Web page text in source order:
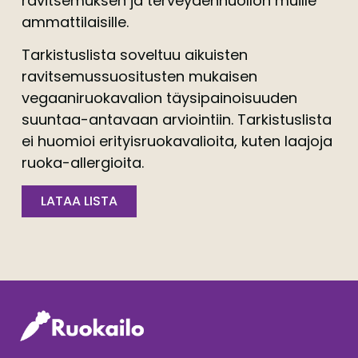
ammattilaisille.
Tarkistuslista soveltuu aikuisten
ravitsemussuositusten mukaisen
vegaaniruokavalion täysipainoisuuden
suuntaa-antavaan arviointiin. Tarkistuslista
ei huomioi erityisruokavalioita, kuten laajoja
ruoka-allergioita.
LATAA LISTA